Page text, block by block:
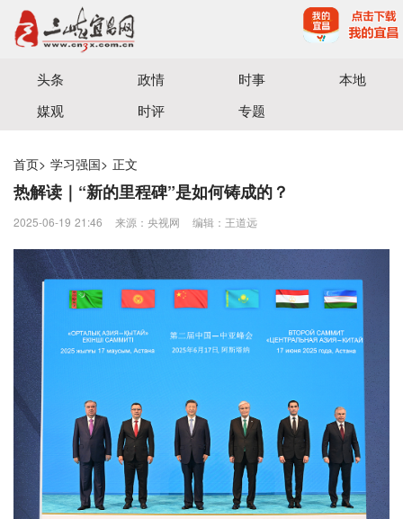
宜昌三峡融媒体中心主办
头条 政情 时事
本地
媒观
时评 专题
首页> 学习强国> 正文
热解读｜“新的里程碑”是如何铸成的？
2025-06-19 21:46 来源：央视网 编辑：王道远